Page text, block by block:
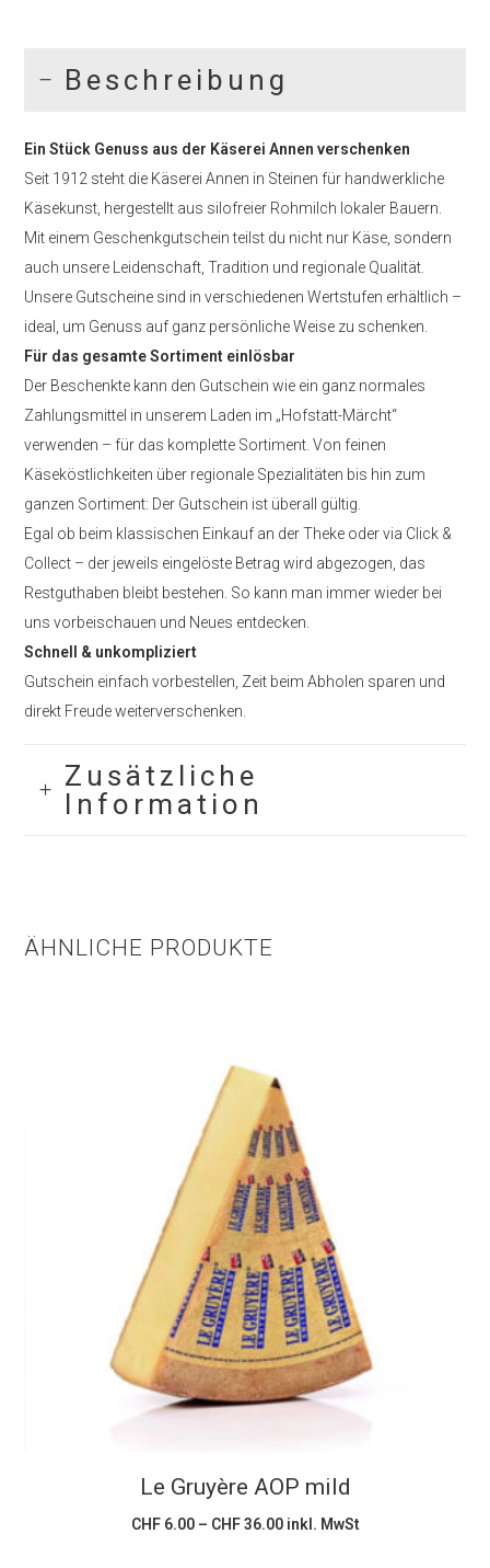
Beschreibung
Ein Stück Genuss aus der Käserei Annen verschenken
Seit 1912 steht die Käserei Annen in Steinen für handwerkliche
Käsekunst, hergestellt aus silofreier Rohmilch lokaler Bauern.
Mit einem Geschenkgutschein teilst du nicht nur Käse, sondern
auch unsere Leidenschaft, Tradition und regionale Qualität.
Unsere Gutscheine sind in verschiedenen Wertstufen erhältlich –
ideal, um Genuss auf ganz persönliche Weise zu schenken.
Für das gesamte Sortiment einlösbar
Der Beschenkte kann den Gutschein wie ein ganz normales
Zahlungsmittel in unserem Laden im „Hofstatt-Märcht“
verwenden – für das komplette Sortiment. Von feinen
Käseköstlichkeiten über regionale Spezialitäten bis hin zum
ganzen Sortiment: Der Gutschein ist überall gültig.
Egal ob beim klassischen Einkauf an der Theke oder via Click &
Collect – der jeweils eingelöste Betrag wird abgezogen, das
Restguthaben bleibt bestehen. So kann man immer wieder bei
uns vorbeischauen und Neues entdecken.
Schnell & unkompliziert
Gutschein einfach vorbestellen, Zeit beim Abholen sparen und
direkt Freude weiterverschenken.
Zusätzliche
Information
ÄHNLICHE PRODUKTE
Ausführung wählen
Produkt
weist
mehrere
Varianten
auf
der
Le Gruyère AOP mild
CHF6.00 – CHF36.00Preisspanne:
inkl. MwSt